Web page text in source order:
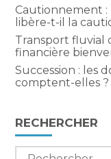
Cautionnement
libère-t-il la
Transport fluvial
financière
Succession : les
comptent-elles ?
RECHERCHER
Rechercher :